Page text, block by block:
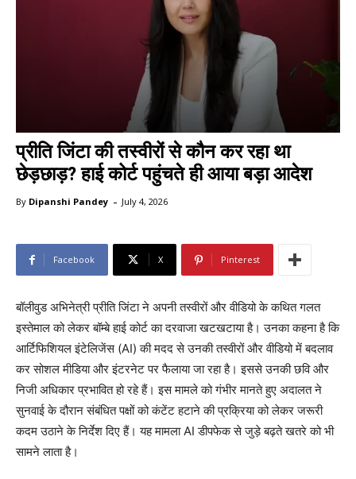
प्रीति जिंटा की तस्वीरों से कौन कर रहा था
छेड़छाड़? हाई कोर्ट पहुंचते ही आया बड़ा आदेश
By Dipanshi Pandey - July 4, 2026
Facebook X Pinterest
बॉलीवुड अभिनेत्री प्रीति जिंटा ने अपनी तस्वीरों और वीडियो के कथित गलत
इस्तेमाल को लेकर बॉम्बे हाई कोर्ट का दरवाजा खटखटाया है। उनका कहना है कि
आर्टिफिशियल इंटेलिजेंस (AI) की मदद से उनकी तस्वीरों और वीडियो में बदलाव
कर सोशल मीडिया और इंटरनेट पर फैलाया जा रहा है। इससे उनकी छवि और
निजी अधिकार प्रभावित हो रहे हैं। इस मामले को गंभीर मानते हुए अदालत ने
सुनवाई के दौरान संबंधित पक्षों को कंटेंट हटाने की प्रक्रिया को लेकर जरूरी
कदम उठाने के निर्देश दिए हैं। यह मामला AI डीपफेक से जुड़े बढ़ते खतरे को भी
सामने लाता है।